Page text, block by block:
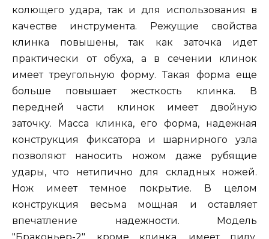
колющего удара, так и для использования в
качестве инструмента. Режущие свойства
клинка повышены, так как заточка идет
практически от обуха, а в сечении клинок
имеет треугольную форму. Такая форма еще
больше повышает жесткость клинка. В
передней части клинок имеет двойную
заточку. Масса клинка, его форма, надежная
конструкция фиксатора и шарнирного узла
позволяют наносить ножом даже рубящие
удары, что нетипично для складных ножей.
Нож имеет темное покрытие. В целом
конструкция весьма мощная и оставляет
впечатление надежности. Модель